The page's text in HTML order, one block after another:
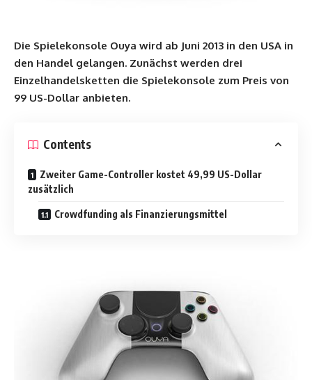
Die Spielekonsole Ouya wird ab Juni 2013 in den USA in
den Handel gelangen. Zunächst werden drei
Einzelhandelsketten die Spielekonsole zum Preis von
99 US-Dollar anbieten.
Contents
Zweiter Game-Controller kostet 49,99 US-Dollar
zusätzlich
Crowdfunding als Finanzierungsmittel